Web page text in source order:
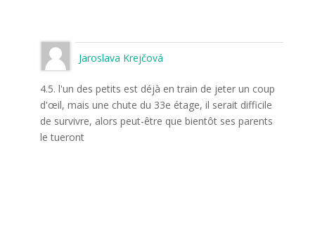
Jaroslava Krejčová
4.5. l'un des petits est déjà en train de jeter un coup
d'œil, mais une chute du 33e étage, il serait difficile
de survivre, alors peut-être que bientôt ses parents
le tueront